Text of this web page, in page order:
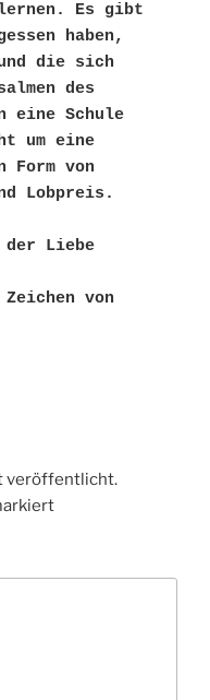
Es gibt
haben,
die sich
des
eine Schule
um eine
Form von
Lobpreis.
der Liebe
von
veröffentlicht.